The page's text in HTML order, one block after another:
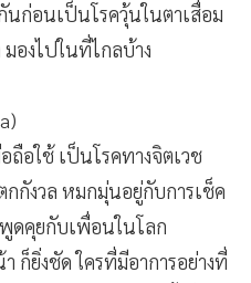
ก่อนเป็นโรควุ้นในตาเสื่อม
องไปในที่ไกลบ้าง
ถือใช้ เป็นโรคทางจิตเวช
กังวล หมกมุ่นอยู่กับการเช็ค
ดคุยกับเพื่อนในโลก
ก็ยิ่งชัด ใครที่มีอาการอย่างที่